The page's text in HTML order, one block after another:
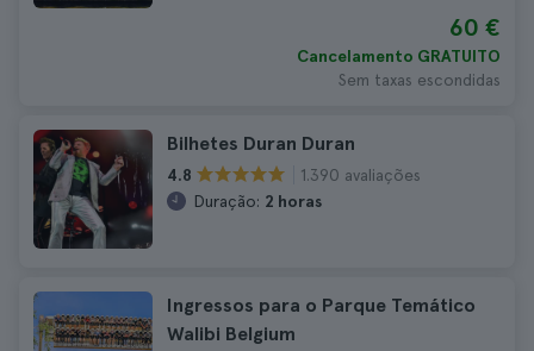
60 €
Cancelamento GRATUITO
Sem taxas escondidas
Bilhetes Duran Duran
4.8
1.390 avaliações
Duração: 2 horas
Ingressos para o Parque Temático
Walibi Belgium